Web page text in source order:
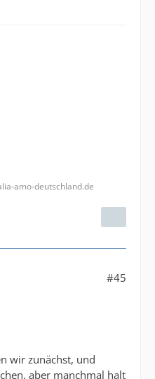
amo-deutschland.de
#45
wir zunächst, und
aber manchmal halt